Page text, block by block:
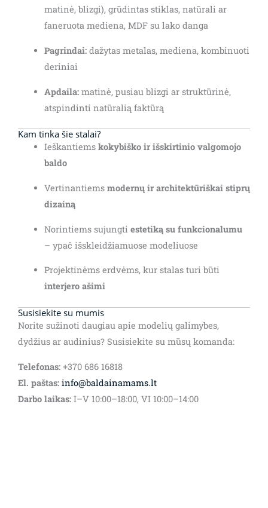
matinė, blizgi), grūdintas stiklas, natūrali ar
faneruota mediena, MDF su lako danga
Pagrindai:dažytas metalas, mediena, kombinuoti
deriniai
Apdaila:matinė, pusiau blizgi ar struktūrinė,
atspindinti natūralią faktūrą
Kam tinka šie stalai?
Ieškantiems kokybiško ir išskirtinio valgomojo
baldo
Vertinantiems modernų ir architektūriškai stiprų
dizainą
Norintiems sujungti estetiką su funkcionalumu
– ypač išskleidžiamuose modeliuose
Projektinėms erdvėms, kur stalas turi būti
interjero ašimi
Susisiekite su mumis
Norite sužinoti daugiau apie modelių galimybes,
dydžius ar audinius? Susisiekite su mūsų komanda:
Telefonas: +370 686 16818
El. paštas: info@baldainamams.lt
Darbo laikas: I–V 10:00–18:00, VI 10:00–14:00